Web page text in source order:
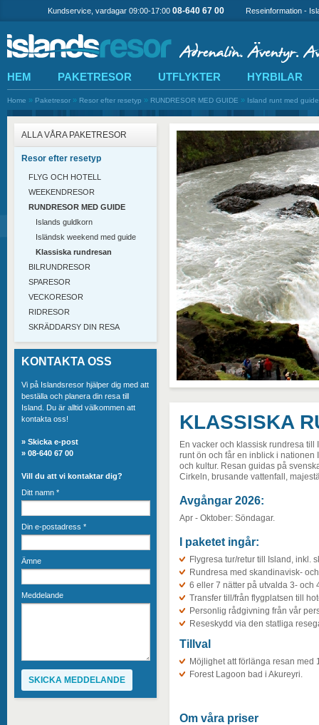
Home » Paketresor » Resor efter resetyp » RUNDRESOR MED GUIDE » Island runt med guide
KLASSISKA
En vacker och klassisk rundresa
runt ön och får en inblick i
och kultur. Resan guidas på
Cirkeln, brusande vattenfall,
Avgångar 2026:
Apr - Oktober: Söndagar.
I paketet ingår:
Flygresa tur/retur till Island, inkl.
Rundresa med skandinavisk-
6 eller 7 nätter på utvalda 3- och
Transfer till/från flygplatsen till
Personlig rådgivning från vår
Reseskydd via den statliga
Tillval
Möjlighet att förlänga resan med
Forest Lagoon bad i Akureyri.
Om våra priser
ALLA VÅRA PAKETRESOR
Resor efter resetyp
FLYG OCH HOTELL
WEEKENDRESOR
RUNDRESOR MED GUIDE
Islands guldkorn
Isländsk weekend med guide
Klassiska rundresan
BILRUNDRESOR
SPARESOR
VECKORESOR
RIDRESOR
SKRÄDDARSY DIN RESA
KONTAKTA OSS
Vi på Islandsresor hjälper dig med att
beställa och planera din resa till
Island. Du är alltid välkommen att
kontakta oss!
» Skicka e-post
» 08-640 67 00
Vill du att vi kontaktar dig?
Ditt namn *
Din e-postadress *
Ämne
Meddelande
HEM PAKETRESOR UTFLYKTER HYRBILAR
Reseinformation -
Kundservice, vardagar 09:00-17:00 08-640 67 00